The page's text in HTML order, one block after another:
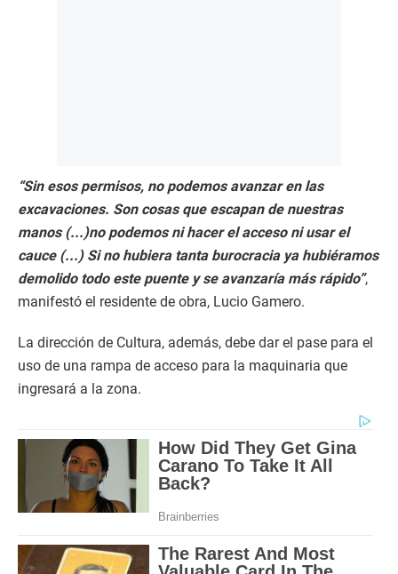
“Sin esos permisos, no podemos avanzar en las
excavaciones. Son cosas que escapan de nuestras
manos (...)no podemos ni hacer el acceso ni usar el
cauce (...) Si no hubiera tanta burocracia ya hubiéramos
demolido todo este puente y se avanzaría más rápido”,
manifestó el residente de obra, Lucio Gamero.
La dirección de Cultura, además, debe dar el pase para el
uso de una rampa de acceso para la maquinaria que
ingresará a la zona.